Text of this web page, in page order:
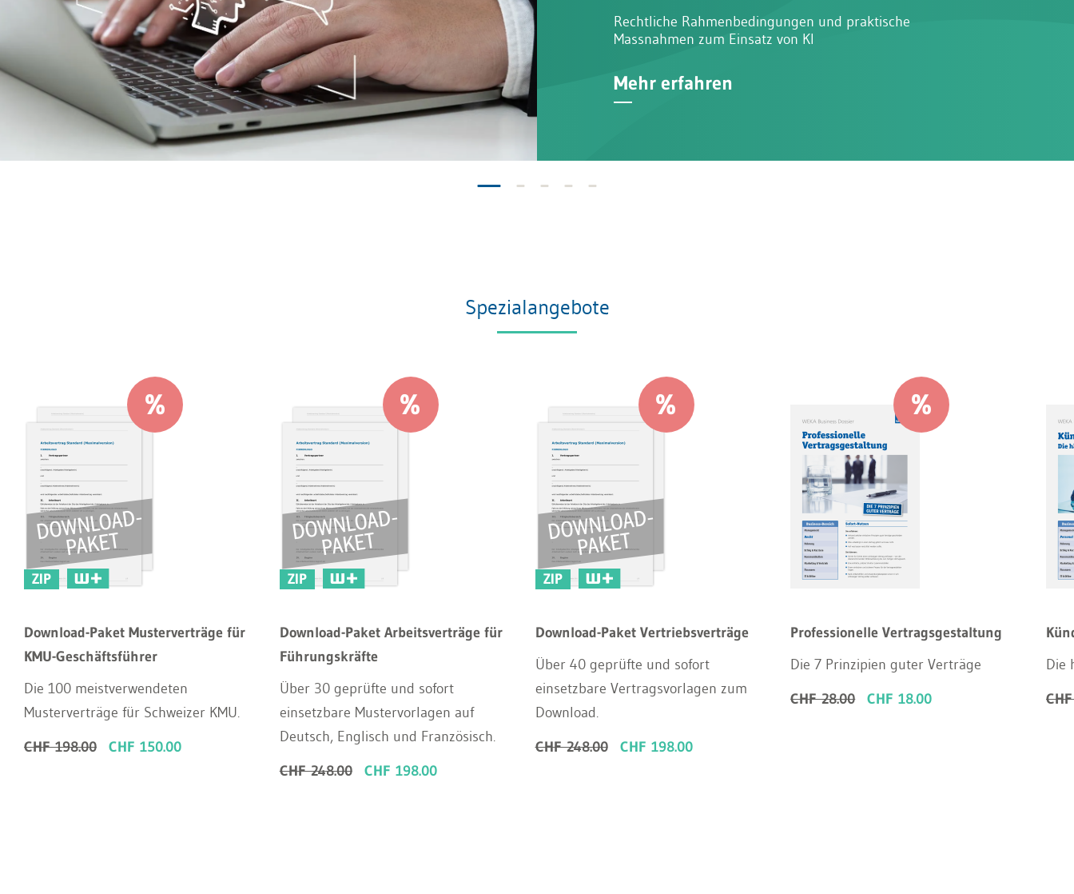
Erbschaftsplanung, Erbschaftsanfall und
Willensvollstreckung rechtssicher handhaben
Mehr erfahren
Spezialangebote
ZIP
Download-Paket Musterverträge für
KMU-Geschäftsführer
Die 100 meistverwendeten
Musterverträge für Schweizer KMU.
CHF 198.00
CHF 150.00
ZIP
Download-Paket Arbeitsverträge für
Führungskräfte
Über 30 geprüfte und sofort
einsetzbare Mustervorlagen auf
Deutsch, Englisch und Französisch.
CHF 248.00
CHF 198.00
ZIP
Download-Paket Vertriebsverträge
Über 40 geprüfte und sofort
einsetzbare Vertragsvorlagen zum
Download.
CHF 248.00
CHF 198.00
Professionelle Vertragsgestaltung
Die 7 Prinzipien guter Verträge
CHF 28.00
CHF 18.00
Die